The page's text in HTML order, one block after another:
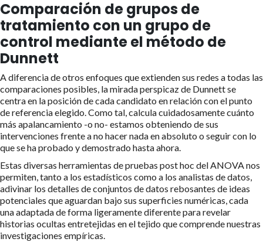
Comparación de grupos de
tratamiento con un grupo de
control mediante el método de
Dunnett
A diferencia de otros enfoques que extienden sus redes a todas las
comparaciones posibles, la mirada perspicaz de Dunnett se
centra en la posición de cada candidato en relación con el punto
de referencia elegido. Como tal, calcula cuidadosamente cuánto
más apalancamiento -o no- estamos obteniendo de sus
intervenciones frente a no hacer nada en absoluto o seguir con lo
que se ha probado y demostrado hasta ahora.
Estas diversas herramientas de pruebas post hoc del ANOVA nos
permiten, tanto a los estadísticos como a los analistas de datos,
adivinar los detalles de conjuntos de datos rebosantes de ideas
potenciales que aguardan bajo sus superficies numéricas, cada
una adaptada de forma ligeramente diferente para revelar
historias ocultas entretejidas en el tejido que comprende nuestras
investigaciones empíricas.